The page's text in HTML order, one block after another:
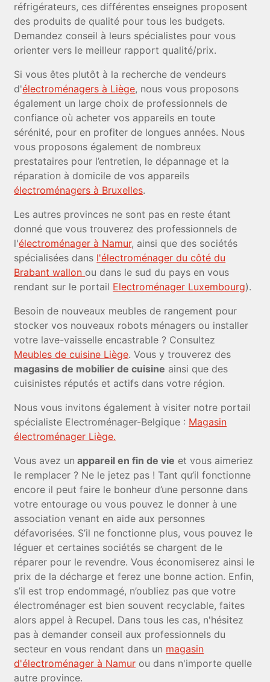
réfrigérateurs, ces différentes enseignes proposent
des produits de qualité pour tous les budgets.
Demandez conseil à leurs spécialistes pour vous
orienter vers le meilleur rapport qualité/prix.
Si vous êtes plutôt à la recherche de vendeurs
d'électroménagers à Liège, nous vous proposons
également un large choix de professionnels de
confiance où acheter vos appareils en toute
sérénité, pour en profiter de longues années. Nous
vous proposons également de nombreux
prestataires pour l’entretien, le dépannage et la
réparation à domicile de vos appareils
électroménagers à Bruxelles.
Les autres provinces ne sont pas en reste étant
donné que vous trouverez des professionnels de
l'électroménager à Namur, ainsi que des sociétés
spécialisées dans l'électroménager du côté du
Brabant wallon ou dans le sud du pays en vous
rendant sur le portail Electroménager Luxembourg).
Besoin de nouveaux meubles de rangement pour
stocker vos nouveaux robots ménagers ou installer
votre lave-vaisselle encastrable ? Consultez
Meubles de cuisine Liège. Vous y trouverez des
magasins de mobilier de cuisine ainsi que des
cuisinistes réputés et actifs dans votre région.
Nous vous invitons également à visiter notre portail
spécialiste Electroménager-Belgique : Magasin
électroménager Liège.
Vous avez un appareil en fin de vie et vous aimeriez
le remplacer ? Ne le jetez pas ! Tant qu’il fonctionne
encore il peut faire le bonheur d’une personne dans
votre entourage ou vous pouvez le donner à une
association venant en aide aux personnes
défavorisées. S’il ne fonctionne plus, vous pouvez le
léguer et certaines sociétés se chargent de le
réparer pour le revendre. Vous économiserez ainsi le
prix de la décharge et ferez une bonne action. Enfin,
s’il est trop endommagé, n’oubliez pas que votre
électroménager est bien souvent recyclable, faites
alors appel à Recupel. Dans tous les cas, n'hésitez
pas à demander conseil aux professionnels du
secteur en vous rendant dans un magasin
d'électroménager à Namur ou dans n'importe quelle
autre province.